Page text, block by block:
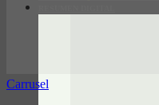
Carrusel